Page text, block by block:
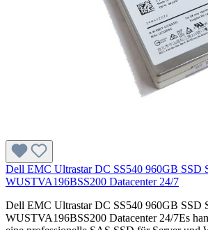
Dell EMC Ultrastar DC SS540 960GB SSD
WUSTVA196BSS200 Datacenter 24/7
Dell EMC Ultrastar DC SS540 960GB SSD
WUSTVA196BSS200 Datacenter 24/7Es